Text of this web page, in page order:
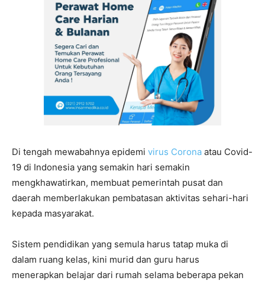
Di tengah mewabahnya epidemi virus Corona atau Covid-
19 di Indonesia yang semakin hari semakin
mengkhawatirkan, membuat pemerintah pusat dan
daerah memberlakukan pembatasan aktivitas sehari-hari
kepada masyarakat.
Sistem pendidikan yang semula harus tatap muka di
dalam ruang kelas, kini murid dan guru harus
menerapkan belajar dari rumah selama beberapa pekan